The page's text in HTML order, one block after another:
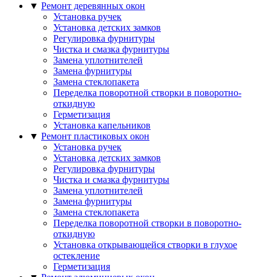
▼ Ремонт деревянных окон
Установка ручек
Установка детских замков
Регулировка фурнитуры
Чистка и смазка фурнитуры
Замена уплотнителей
Замена фурнитуры
Замена стеклопакета
Переделка поворотной створки в поворотно-
откидную
Герметизация
Установка капельников
▼ Ремонт пластиковых окон
Установка ручек
Установка детских замков
Регулировка фурнитуры
Чистка и смазка фурнитуры
Замена уплотнителей
Замена фурнитуры
Замена стеклопакета
Переделка поворотной створки в поворотно-
откидную
Установка открывающейся створки в глухое
остекление
Герметизация